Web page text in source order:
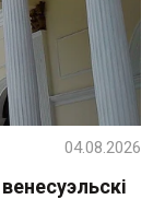
04.08.2026